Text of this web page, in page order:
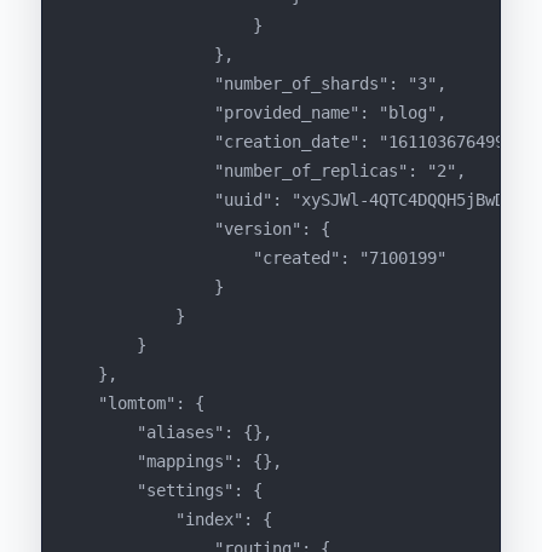
                    }
                },
                "number_of_shards": "3",
                "provided_name": "blog",
                "creation_date": "1611036764992",
                "number_of_replicas": "2",
                "uuid": "xySJWl-4QTC4DQQH5jBwDA",
                "version": {
                    "created": "7100199"
                }
            }
        }
    },
    "lomtom": {
        "aliases": {},
        "mappings": {},
        "settings": {
            "index": {
                "routing": {